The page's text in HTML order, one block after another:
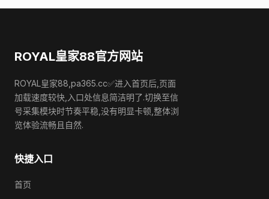
ROYAL皇家88官方网站
ROYAL皇家88,pa365.cc✅进入首页后,页面
加载速度较快,入口处信息简洁明了.切换至信
号采集模块时节奏平稳,没有明显卡顿,整体浏
览体验流畅且自然.
快捷入口
首页